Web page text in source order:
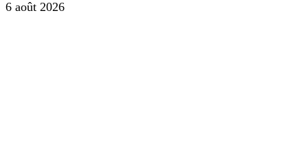
6 août 2026